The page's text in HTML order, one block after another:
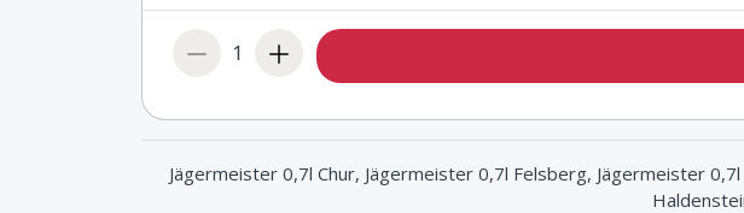
1
Jägermeister 0,7l Chur, Jägermeister 0,7l Felsberg, Jägermeister